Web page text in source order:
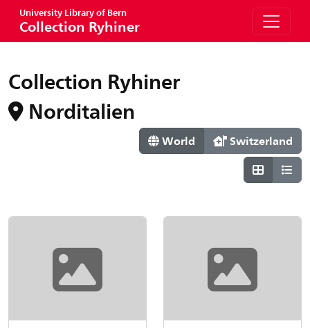
University Library of Bern
Collection Ryhiner
Collection Ryhiner
Norditalien
World Switzerland